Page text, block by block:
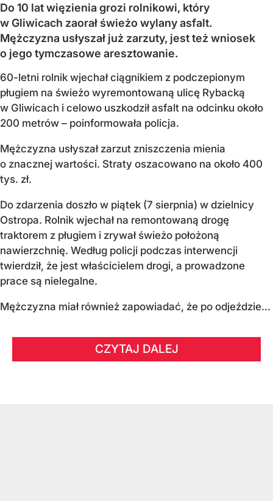
Do 10 lat więzienia grozi rolnikowi, który
w Gliwicach zaorał świeżo wylany asfalt.
Mężczyzna usłyszał już zarzuty, jest też wniosek
o jego tymczasowe aresztowanie.
60-letni rolnik wjechał ciągnikiem z podczepionym
pługiem na świeżo wyremontowaną ulicę Rybacką
w Gliwicach i celowo uszkodził asfalt na odcinku około
200 metrów – poinformowała policja.
Mężczyzna usłyszał zarzut zniszczenia mienia
o znacznej wartości. Straty oszacowano na około 400
tys. zł.
Do zdarzenia doszło w piątek (7 sierpnia) w dzielnicy
Ostropa. Rolnik wjechał na remontowaną drogę
traktorem z pługiem i zrywał świeżo położoną
nawierzchnię. Według policji podczas interwencji
twierdził, że jest właścicielem drogi, a prowadzone
prace są nielegalne.
Mężczyzna miał również zapowiadać, że po odjeździe...
CZYTAJ DALEJ